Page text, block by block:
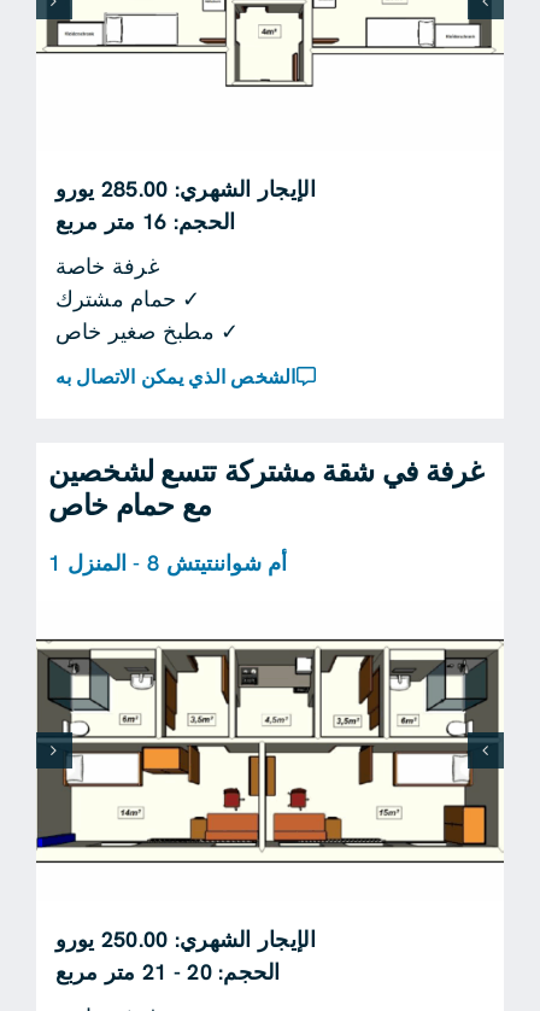
الإيجار الشهري: 285.00 يورو
الحجم: 16 متر مربع
غرفة خاصة
✓ حمام مشترك
✓ مطبخ صغير خاص
الشخص الذي يمكن الاتصال به
غرفة في شقة مشتركة تتسع لشخصين
مع حمام خاص
أم شواننتيتش 8 - المنزل 1
الإيجار الشهري: 250.00 يورو
الحجم: 20 - 21 متر مربع